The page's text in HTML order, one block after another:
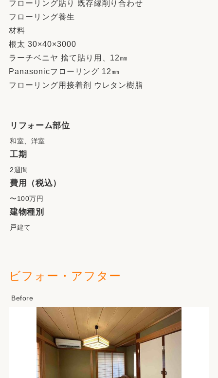
フローリング貼り 既存縁削り合わせ
フローリング養生
材料
根太 30×40×3000
ラーチベニヤ 捨て貼り用、12㎜
Panasonicフローリング 12㎜
フローリング用接着剤 ウレタン樹脂
リフォーム部位
和室、洋室
工期
2週間
費用（税込）
〜100万円
建物種別
戸建て
ビフォー・アフター